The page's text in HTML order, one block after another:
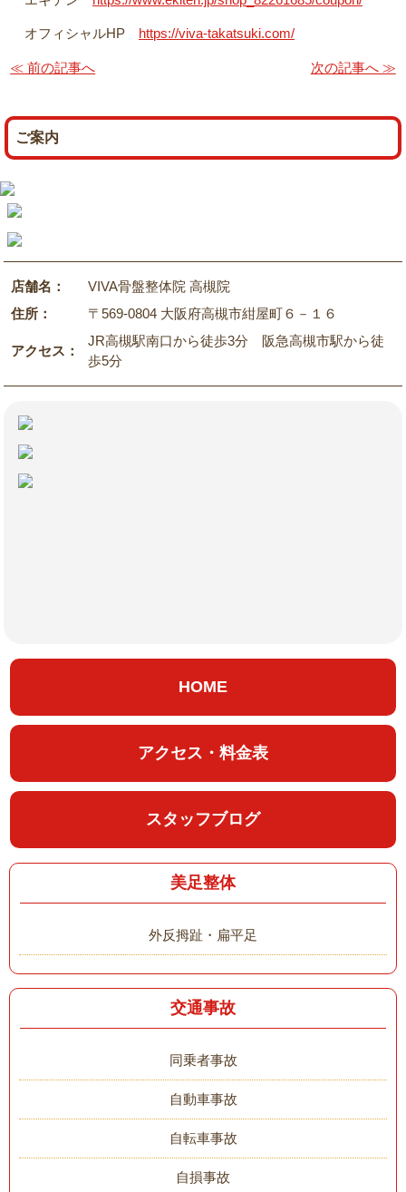
オフィシャルHP https://viva-takatsuki.com/
≪ 前の記事へ 次の記事へ ≫
ご案内
店舗名：
VIVA骨盤整体院 高槻院
住所：
〒569-0804 大阪府高槻市紺屋町６－１６
アクセス：
JR高槻駅南口から徒歩3分 阪急高槻市駅から徒
歩5分
HOME
アクセス・料金表
スタッフブログ
美足整体
外反拇趾・扁平足
交通事故
同乗者事故
自動車事故
自転車事故
自損事故